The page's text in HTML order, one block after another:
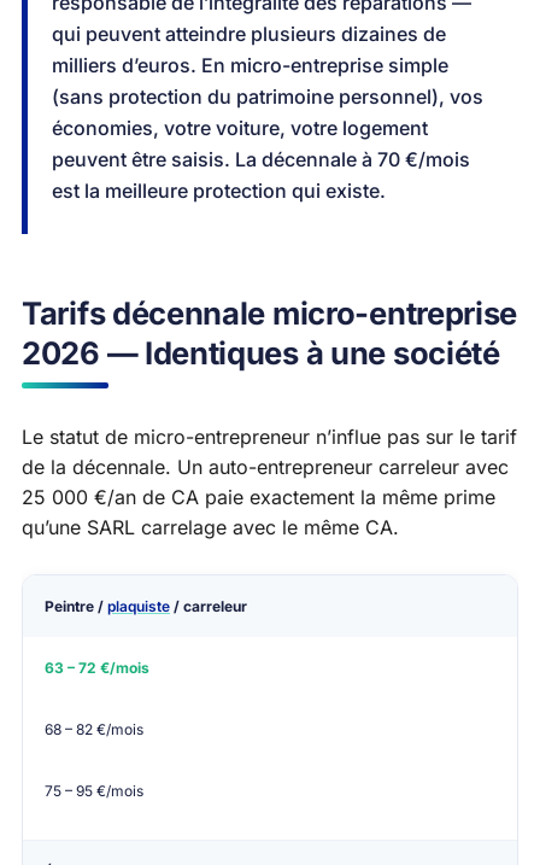
qui peuvent atteindre plusieurs dizaines de
milliers d’euros. En micro-entreprise simple
(sans protection du patrimoine personnel), vos
économies, votre voiture, votre logement
peuvent être saisis. La décennale à 70 €/mois
est la meilleure protection qui existe.
Tarifs décennale micro-entreprise
2026 — Identiques à une société
Le statut de micro-entrepreneur n’influe pas sur le tarif
de la décennale. Un auto-entrepreneur carreleur avec
25 000 €/an de CA paie exactement la même prime
qu’une SARL carrelage avec le même CA.
Corps de métier
Peintre / plaquiste / carreleur
63 – 72 €/mois
68 – 82 €/mois
75 – 95 €/mois